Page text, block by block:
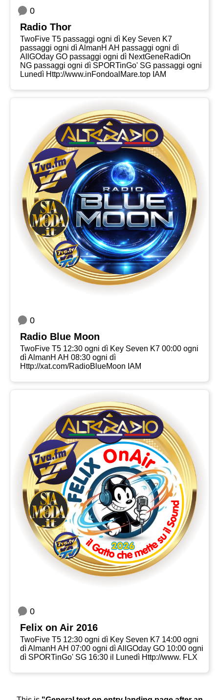
0
Radio Thor
TwoFive T5 passaggi ogni dì Key Seven K7
passaggi ogni dì AlmanH AH passaggi ogni dì
AllGOday GO passaggi ogni dì NextGeneRadiOn
NG passaggi ogni dì SPORTinGo' SG passaggi ogni
Lunedì Http://www.inFondoalMare.top IAM
0
Radio Blue Moon
TwoFive T5 12:30 ogni dì Key Seven K7 00:00 ogni
dì AlmanH AH 08:30 ogni dì
Http://xat.com/RadioBlueMoon IAM
0
Felix on Air 2016
TwoFive T5 12:30 ogni dì Key Seven K7 14:00 ogni
dì AlmanH AH 07:00 ogni dì AllGOday GO 10:00 ogni
dì SPORTinGo' SG 16:30 il Lunedì Http://www. FLX